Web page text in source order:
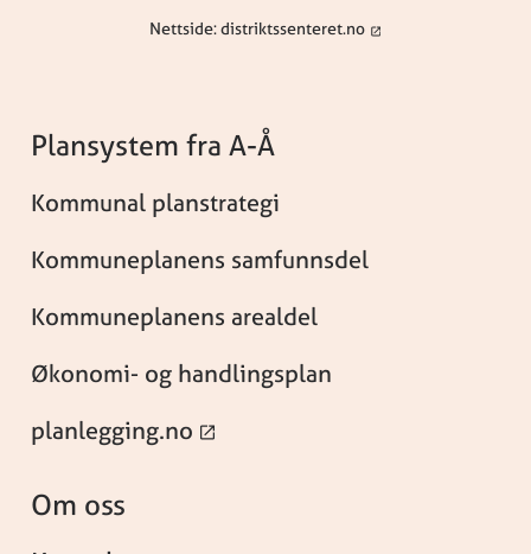
Nettside: distriktssenteret.no
Plansystem fra A-Å
Kommunal planstrategi
Kommuneplanens samfunnsdel
Kommuneplanens arealdel
Økonomi- og handlingsplan
planlegging.no
Om oss